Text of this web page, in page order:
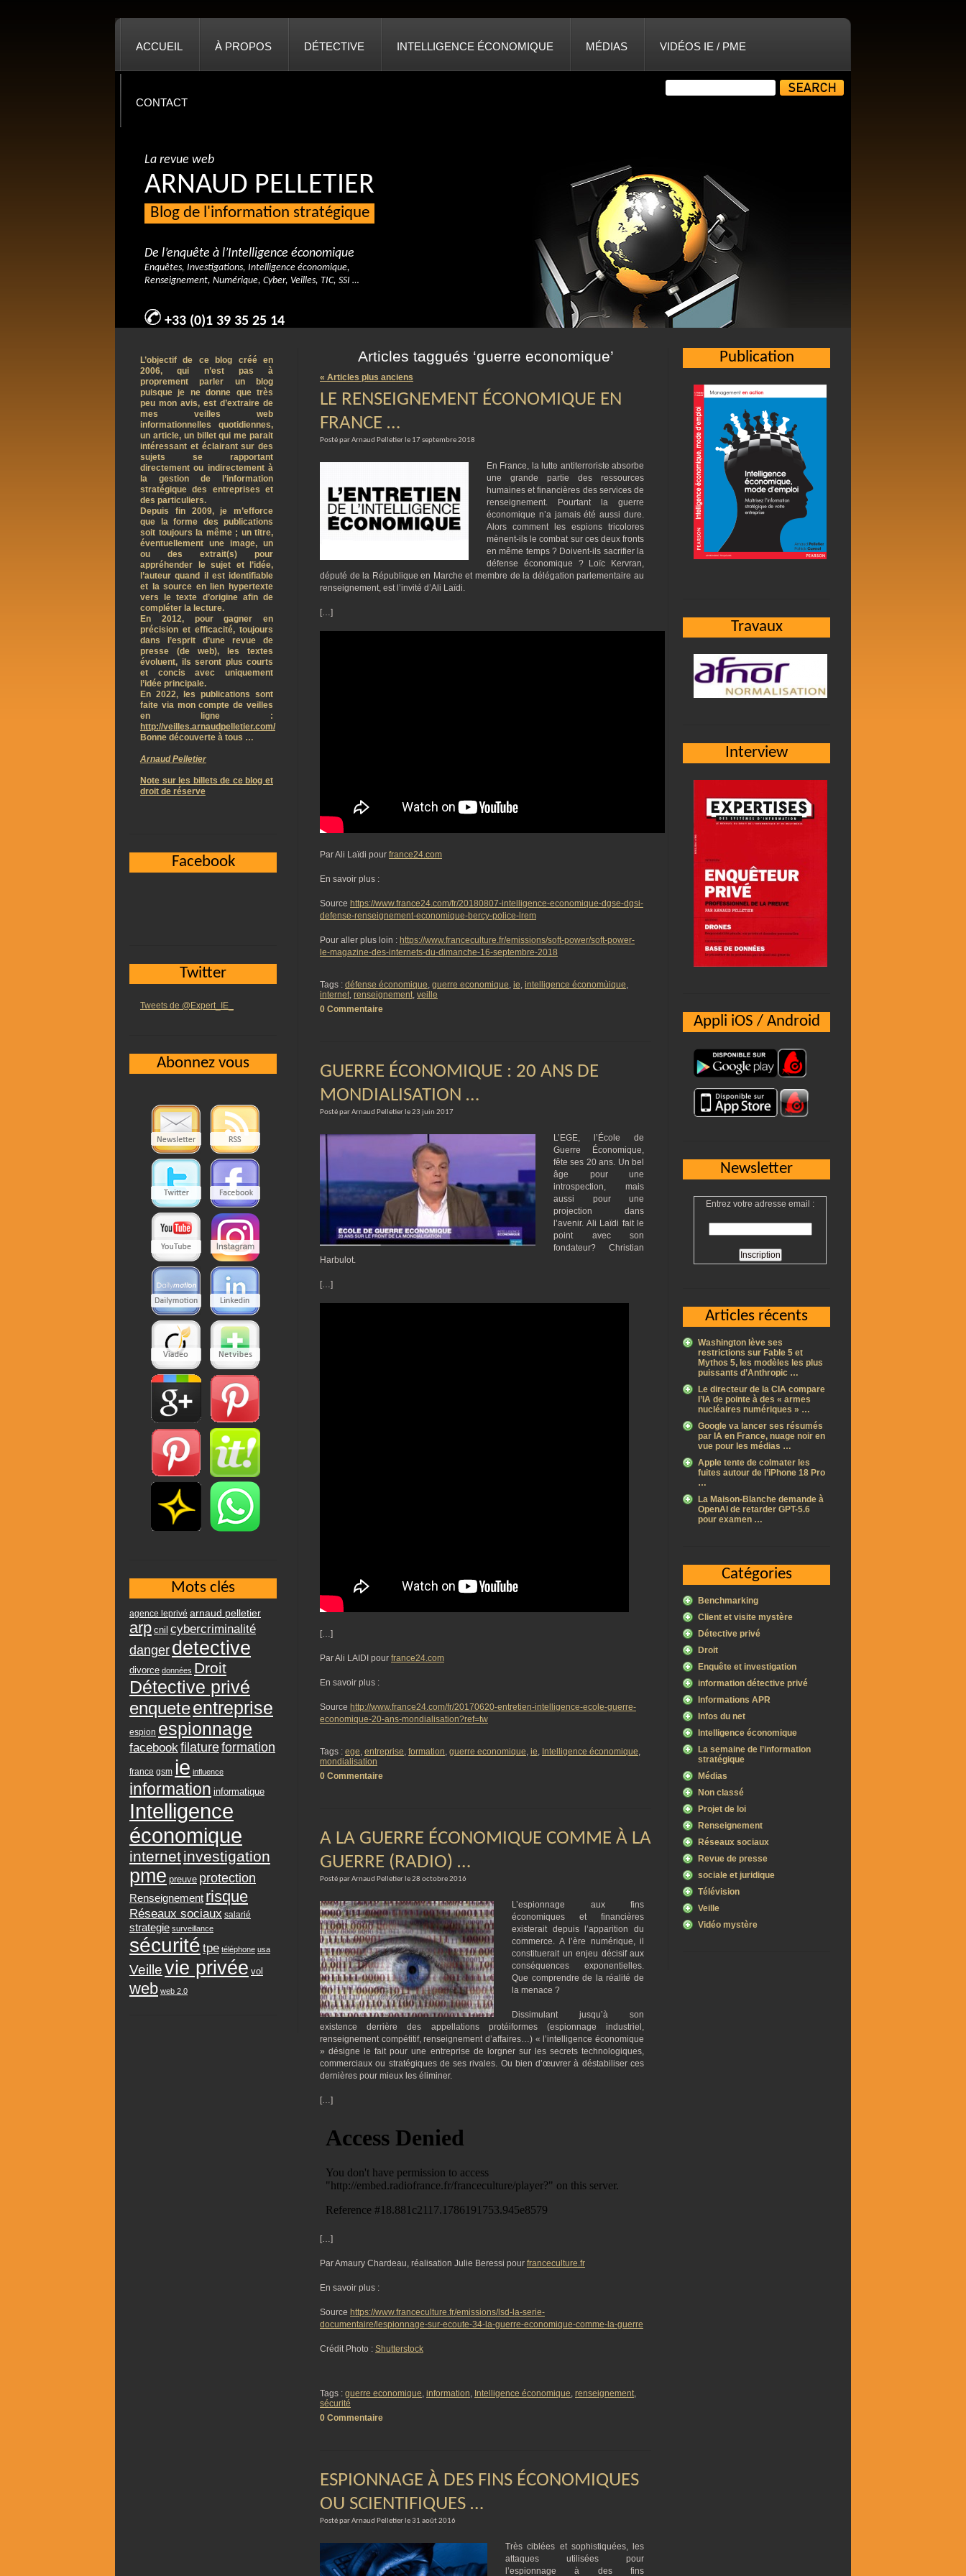
ACCUEIL À PROPOS DÉTECTIVE INTELLIGENCE ÉCONOMIQUE MÉDIAS VIDÉOS IE / PME
CONTACT
La revue web
ARNAUD PELLETIER
Blog de l'information stratégique
De l’enquête à l’Intelligence économique
Enquêtes, Investigations, Intelligence économique,
Renseignement, Numérique, Cyber, Veilles, TIC, SSI …
+33 (0)1 39 35 25 14
Articles taggués ‘guerre economique’
« Articles plus anciens
LE RENSEIGNEMENT ÉCONOMIQUE EN
FRANCE …
Posté par Arnaud Pelletier le 17 septembre 2018
En France, la lutte antiterroriste absorbe
une grande partie des ressources
humaines et financières des services de
renseignement. Pourtant la guerre
économique n’a jamais été aussi dure.
Alors comment les espions tricolores
mènent-ils le combat sur ces deux fronts
en même temps ? Doivent-ils sacrifier la
défense économique ? Loïc Kervran,
député de la République en Marche et membre de la délégation parlementaire au
renseignement, est l’invité d’Ali Laïdi.
[…]
Par Ali Laïdi pour france24.com
En savoir plus :
Source https://www.france24.com/fr/20180807-intelligence-economique-dgse-dgsi-
defense-renseignement-economique-bercy-police-lrem
Pour aller plus loin : https://www.franceculture.fr/emissions/soft-power/soft-power-
le-magazine-des-internets-du-dimanche-16-septembre-2018
Tags : défense économique, guerre economique, ie, intelligence économùique,
internet, renseignement, veille
0 Commentaire
GUERRE ÉCONOMIQUE : 20 ANS DE
MONDIALISATION …
Posté par Arnaud Pelletier le 23 juin 2017
L’EGE, l’École de
Guerre Économique,
fête ses 20 ans. Un bel
âge pour une
introspection, mais
aussi pour une
projection dans
l’avenir. Ali Laïdi fait le
point avec son
fondateur? Christian
Harbulot.
[…]
[…]
Par Ali LAIDI pour france24.com
En savoir plus :
Source http://www.france24.com/fr/20170620-entretien-intelligence-ecole-guerre-
economique-20-ans-mondialisation?ref=tw
Tags : ege, entreprise, formation, guerre economique, ie, Intelligence économique,
mondialisation
0 Commentaire
A LA GUERRE ÉCONOMIQUE COMME À LA
GUERRE (RADIO) …
Posté par Arnaud Pelletier le 28 octobre 2016
L’espionnage aux fins
économiques et financières
existerait depuis l’apparition du
commerce. A l’ère numérique, il
constituerait un enjeu décisif aux
conséquences exponentielles.
Que comprendre de la réalité de
la menace ?
Dissimulant jusqu’à son
existence derrière des appellations protéiformes (espionnage industriel,
renseignement compétitif, renseignement d’affaires…) « l’intelligence économique
» désigne le fait pour une entreprise de lorgner sur les secrets technologiques,
commerciaux ou stratégiques de ses rivales. Ou bien d’œuvrer à déstabiliser ces
dernières pour mieux les éliminer.
[…]
[…]
Par Amaury Chardeau, réalisation Julie Beressi pour franceculture.fr
En savoir plus :
Source https://www.franceculture.fr/emissions/lsd-la-serie-
documentaire/lespionnage-sur-ecoute-34-la-guerre-economique-comme-la-guerre
Crédit Photo : Shutterstock
Tags : guerre economique, information, Intelligence économique, renseignement,
sécurité
0 Commentaire
ESPIONNAGE À DES FINS ÉCONOMIQUES
OU SCIENTIFIQUES …
Posté par Arnaud Pelletier le 31 août 2016
Très ciblées et sophistiquées, les
attaques utilisées pour
l’espionnage à des fins
Publication
Travaux
Interview
Appli iOS / Android
Newsletter
Entrez votre adresse email :
Articles récents
Washington lève ses
restrictions sur Fable 5 et
Mythos 5, les modèles les plus
puissants d’Anthropic …
Le directeur de la CIA compare
l’IA de pointe à des « armes
nucléaires numériques » …
Google va lancer ses résumés
par IA en France, nuage noir en
vue pour les médias …
Apple tente de colmater les
fuites autour de l’iPhone 18 Pro
…
La Maison-Blanche demande à
OpenAI de retarder GPT-5.6
pour examen …
Catégories
Benchmarking
Client et visite mystère
Détective privé
Droit
Enquête et investigation
information détective privé
Informations APR
Infos du net
Intelligence économique
La semaine de l’information
stratégique
Médias
Non classé
Projet de loi
Renseignement
Réseaux sociaux
Revue de presse
sociale et juridique
Télévision
Veille
Vidéo mystère
L’objectif de ce blog créé en
2006, qui n’est pas à
proprement parler un blog
puisque je ne donne que très
peu mon avis, est d’extraire de
mes veilles web
informationnelles quotidiennes,
un article, un billet qui me parait
intéressant et éclairant sur des
sujets se rapportant
directement ou indirectement à
la gestion de l’information
stratégique des entreprises et
des particuliers.
Depuis fin 2009, je m’efforce
que la forme des publications
soit toujours la même ; un titre,
éventuellement une image, un
ou des extrait(s) pour
appréhender le sujet et l’idée,
l’auteur quand il est identifiable
et la source en lien hypertexte
vers le texte d’origine afin de
compléter la lecture.
En 2012, pour gagner en
précision et efficacité, toujours
dans l’esprit d’une revue de
presse (de web), les textes
évoluent, ils seront plus courts
et concis avec uniquement
l’idée principale.
En 2022, les publications sont
faite via mon compte de veilles
en ligne :
http://veilles.arnaudpelletier.com/
Bonne découverte à tous …
Arnaud Pelletier
Note sur les billets de ce blog et
droit de réserve
Facebook
Twitter
Tweets de @Expert_IE_
Abonnez vous
Mots clés
agence leprivé arnaud pelletier
arp cnil cybercriminalité
danger detective
divorce données Droit
Détective privé
enqueteentreprise
espion espionnage
facebookfilatureformation
france gsm ie influence
information informatique
Intelligence
économique
internetinvestigation
pme preuve protection
Renseignement risque
Réseaux sociaux salarié
strategie surveillance
sécurité tpe téléphone usa
Veillevie privée vol
web web 2.0